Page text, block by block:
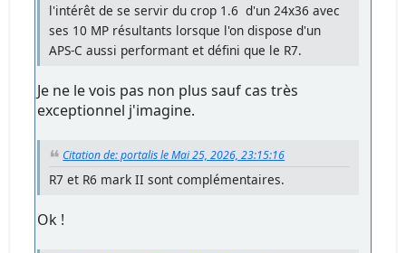
l'intérêt de se servir du crop 1.6 d'un 24x36 avec
ses 10 MP résultants lorsque l'on dispose d'un
APS-C aussi performant et défini que le R7.
Je ne le vois pas non plus sauf cas très
exceptionnel j'imagine.
Citation de: portalis le Mai 25, 2026, 23:15:16
R7 et R6 mark II sont complémentaires.
Ok !